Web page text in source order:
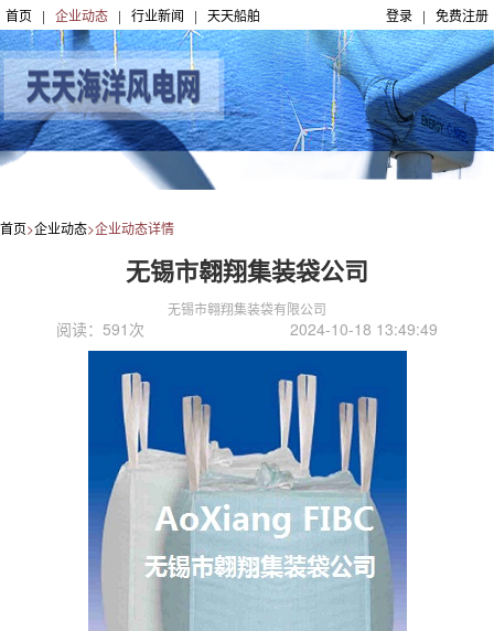
首页 | 企业动态 | 行业新闻 | 天天船舶 登录 | 免费注册
首页>企业动态>企业动态详情
无锡市翱翔集装袋公司
无锡市翱翔集装袋有限公司
阅读：591次 2024-10-18 13:49:49